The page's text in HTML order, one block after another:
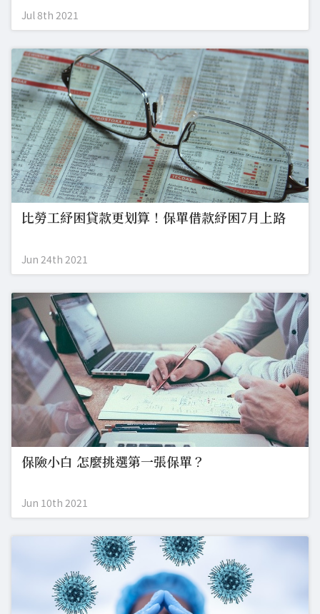
Jul 8th 2021
比勞工紓困貸款更划算！保單借款紓困7月上路
Jun 24th 2021
保險小白 怎麼挑選第一張保單？
Jun 10th 2021